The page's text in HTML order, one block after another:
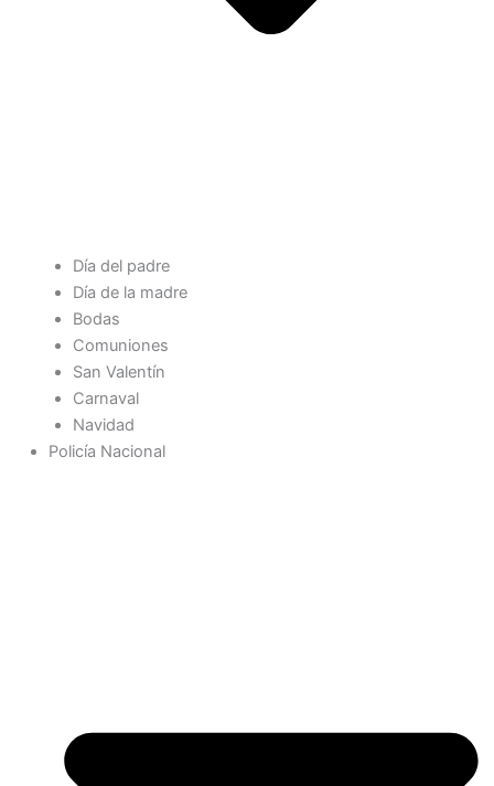
Día del padre
Día de la madre
Bodas
Comuniones
San Valentín
Carnaval
Navidad
Policía Nacional